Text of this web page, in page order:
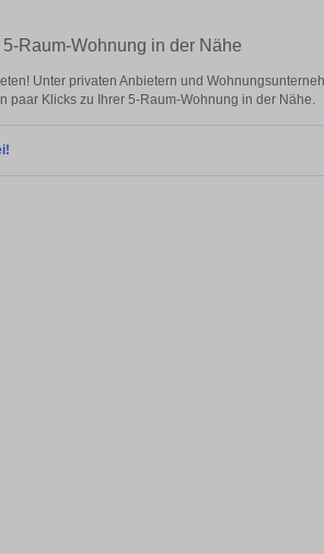
Raum-Wohnung in der Nähe
Unter privaten Anbietern und
Klicks zu Ihrer 5-Raum-Wohnung in der Nähe.